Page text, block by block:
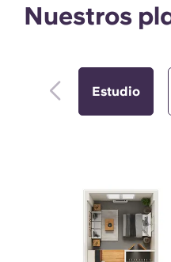
Nuestros
Estudio